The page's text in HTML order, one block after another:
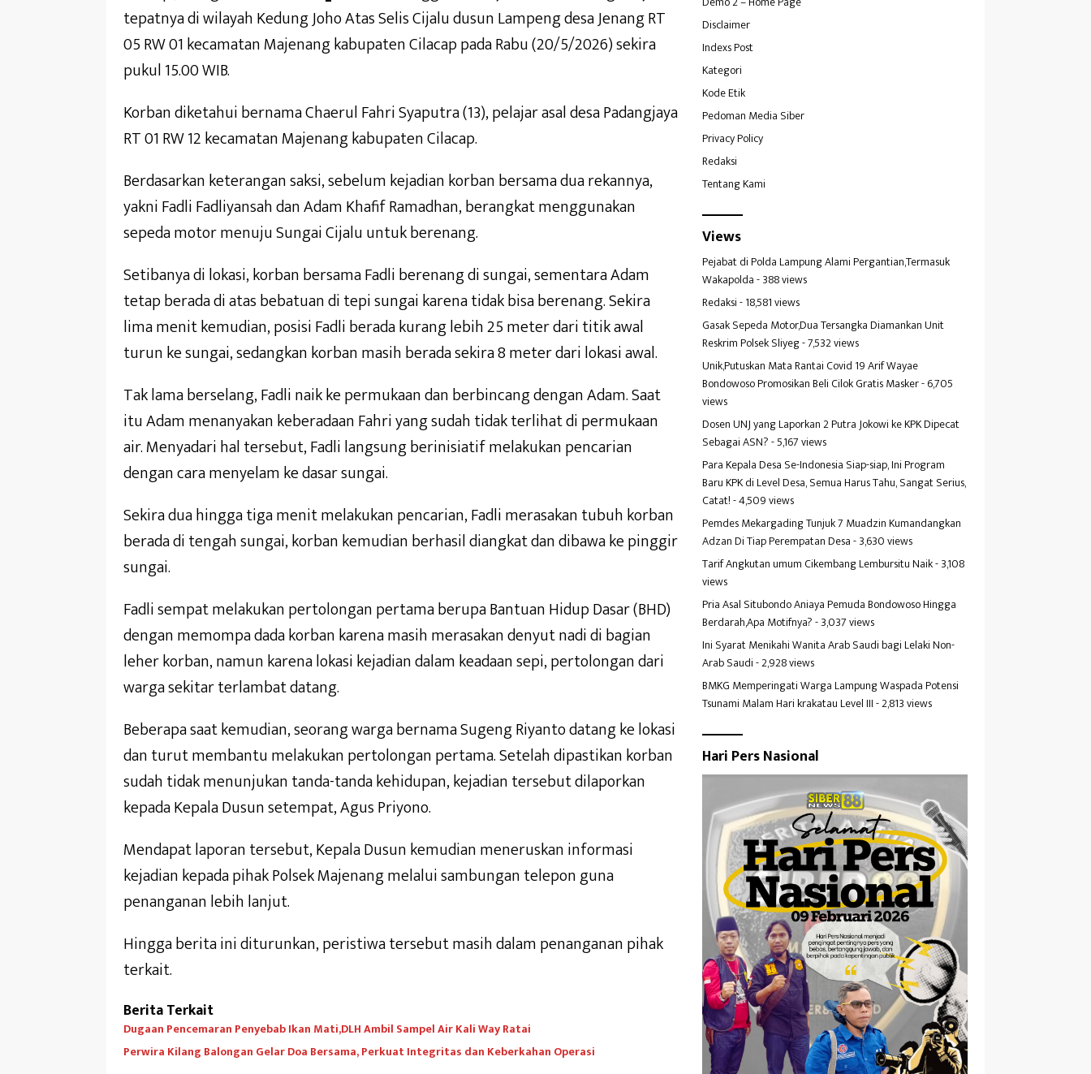
tepatnya di wilayah Kedung Joho Atas Selis Cijalu dusun Lampeng desa Jenang RT
05 RW 01 kecamatan Majenang kabupaten Cilacap pada Rabu (20/5/2026) sekira
pukul 15.00 WIB.
Korban diketahui bernama Chaerul Fahri Syaputra (13), pelajar asal desa Padangjaya
RT 01 RW 12 kecamatan Majenang kabupaten Cilacap.
Berdasarkan keterangan saksi, sebelum kejadian korban bersama dua rekannya,
yakni Fadli Fadliyansah dan Adam Khafif Ramadhan, berangkat menggunakan
sepeda motor menuju Sungai Cijalu untuk berenang.
Setibanya di lokasi, korban bersama Fadli berenang di sungai, sementara Adam
tetap berada di atas bebatuan di tepi sungai karena tidak bisa berenang. Sekira
lima menit kemudian, posisi Fadli berada kurang lebih 25 meter dari titik awal
turun ke sungai, sedangkan korban masih berada sekira 8 meter dari lokasi awal.
Tak lama berselang, Fadli naik ke permukaan dan berbincang dengan Adam. Saat
itu Adam menanyakan keberadaan Fahri yang sudah tidak terlihat di permukaan
air. Menyadari hal tersebut, Fadli langsung berinisiatif melakukan pencarian
dengan cara menyelam ke dasar sungai.
Sekira dua hingga tiga menit melakukan pencarian, Fadli merasakan tubuh korban
berada di tengah sungai, korban kemudian berhasil diangkat dan dibawa ke pinggir
sungai.
Fadli sempat melakukan pertolongan pertama berupa Bantuan Hidup Dasar (BHD)
dengan memompa dada korban karena masih merasakan denyut nadi di bagian
leher korban, namun karena lokasi kejadian dalam keadaan sepi, pertolongan dari
warga sekitar terlambat datang.
Beberapa saat kemudian, seorang warga bernama Sugeng Riyanto datang ke lokasi
dan turut membantu melakukan pertolongan pertama. Setelah dipastikan korban
sudah tidak menunjukan tanda-tanda kehidupan, kejadian tersebut dilaporkan
kepada Kepala Dusun setempat, Agus Priyono.
Mendapat laporan tersebut, Kepala Dusun kemudian meneruskan informasi
kejadian kepada pihak Polsek Majenang melalui sambungan telepon guna
penanganan lebih lanjut.
Hingga berita ini diturunkan, peristiwa tersebut masih dalam penanganan pihak
terkait.
Berita Terkait
Dugaan Pencemaran Penyebab Ikan Mati,DLH Ambil Sampel Air Kali Way Ratai
Perwira Kilang Balongan Gelar Doa Bersama, Perkuat Integritas dan Keberkahan Operasi
Disclaimer
Indexs Post
Kategori
Kode Etik
Pedoman Media Siber
Privacy Policy
Redaksi
Tentang Kami
Views
Pejabat di Polda Lampung Alami Pergantian,Termasuk
Wakapolda- 388 views
Redaksi- 18,581 views
Gasak Sepeda Motor,Dua Tersangka Diamankan Unit
Reskrim Polsek Sliyeg- 7,532 views
Unik,Putuskan Mata Rantai Covid 19 Arif Wayae
Bondowoso Promosikan Beli Cilok Gratis Masker- 6,705
views
Dosen UNJ yang Laporkan 2 Putra Jokowi ke KPK Dipecat
Sebagai ASN?- 5,167 views
Para Kepala Desa Se-Indonesia Siap-siap, Ini Program
Baru KPK di Level Desa, Semua Harus Tahu, Sangat Serius,
Catat!- 4,509 views
Pemdes Mekargading Tunjuk 7 Muadzin Kumandangkan
Adzan Di Tiap Perempatan Desa- 3,630 views
Tarif Angkutan umum Cikembang Lembursitu Naik- 3,108
views
Pria Asal Situbondo Aniaya Pemuda Bondowoso Hingga
Berdarah,Apa Motifnya?- 3,037 views
Ini Syarat Menikahi Wanita Arab Saudi bagi Lelaki Non-
Arab Saudi- 2,928 views
BMKG Memperingati Warga Lampung Waspada Potensi
Tsunami Malam Hari krakatau Level III- 2,813 views
Hari Pers Nasional